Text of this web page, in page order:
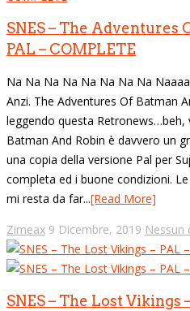
SNES – The Adventures
PAL – COMPLETE
Na Na Na Na Na Na Na Na
Anzi. The Adventures Of Batman
leggendo questa Retronews…beh,
Batman And Robin è davvero un
una copia della versione Pal per
completa ed i buone condizioni.
mi resta da far...[Read More]
Zimeax 9 Dicembre, 2019 Nessun
SNES – The Lost Vikings